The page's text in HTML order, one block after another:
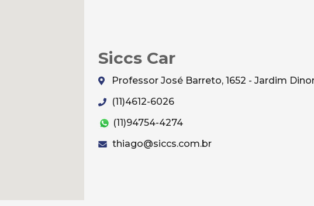
Siccs Car
Professor José Barreto, 1652 - Jardim
(11)4612-6026
(11)94754-4274
thiago@siccs.com.br